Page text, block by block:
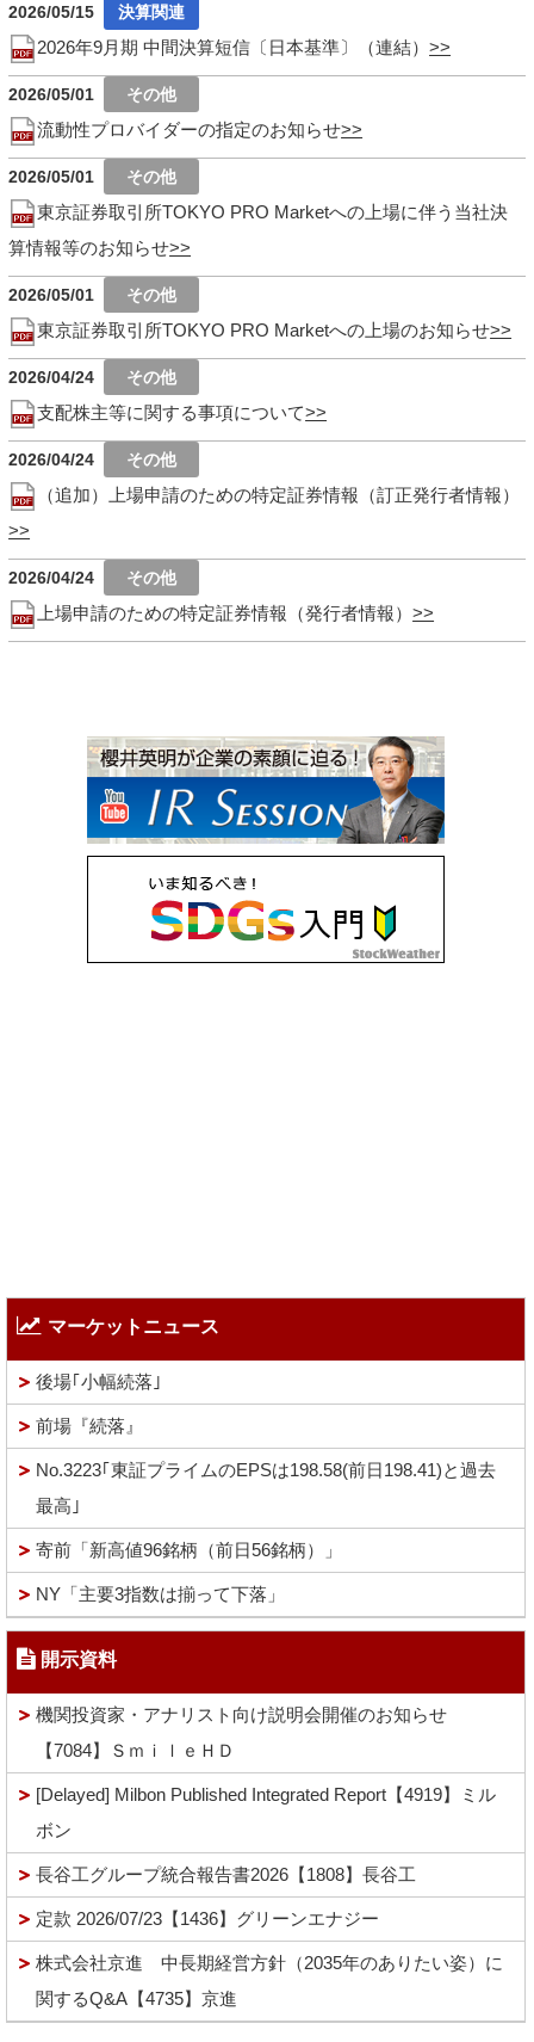
2026/05/15
2026年9月期 中間決算短信〔日本基準〕（連結）
2026/05/01
流動性プロバイダーの指定のお知らせ
2026/05/01
東京証券取引所TOKYO PRO Marketへの上場に伴う当社決
算情報等のお知らせ
2026/05/01
東京証券取引所TOKYO PRO Marketへの上場のお知らせ
2026/04/24
支配株主等に関する事項について
2026/04/24
（追加）上場申請のための特定証券情報（訂正発行者情報）
2026/04/24
上場申請のための特定証券情報（発行者情報）
マーケットニュース
後場｢小幅続落｣
前場『続落』
No.3223｢東証プライムのEPSは198.58(前日198.41)と過去
最高｣
寄前「新高値96銘柄（前日56銘柄）」
NY「主要3指数は揃って下落」
開示資料
機関投資家・アナリスト向け説明会開催のお知らせ
【7084】ＳｍｉｌｅＨＤ
[Delayed] Milbon Published Integrated Report【4919】ミル
ボン
長谷工グループ統合報告書2026【1808】長谷工
定款 2026/07/23【1436】グリーンエナジー
株式会社京進 中長期経営方針（2035年のありたい姿）に
関するQ&A【4735】京進